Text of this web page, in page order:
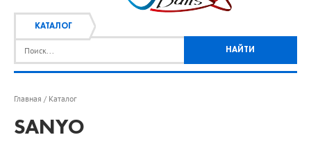
КАТАЛОГ
Главная / Каталог
SANYO